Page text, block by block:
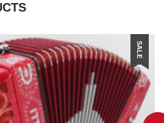
SALE